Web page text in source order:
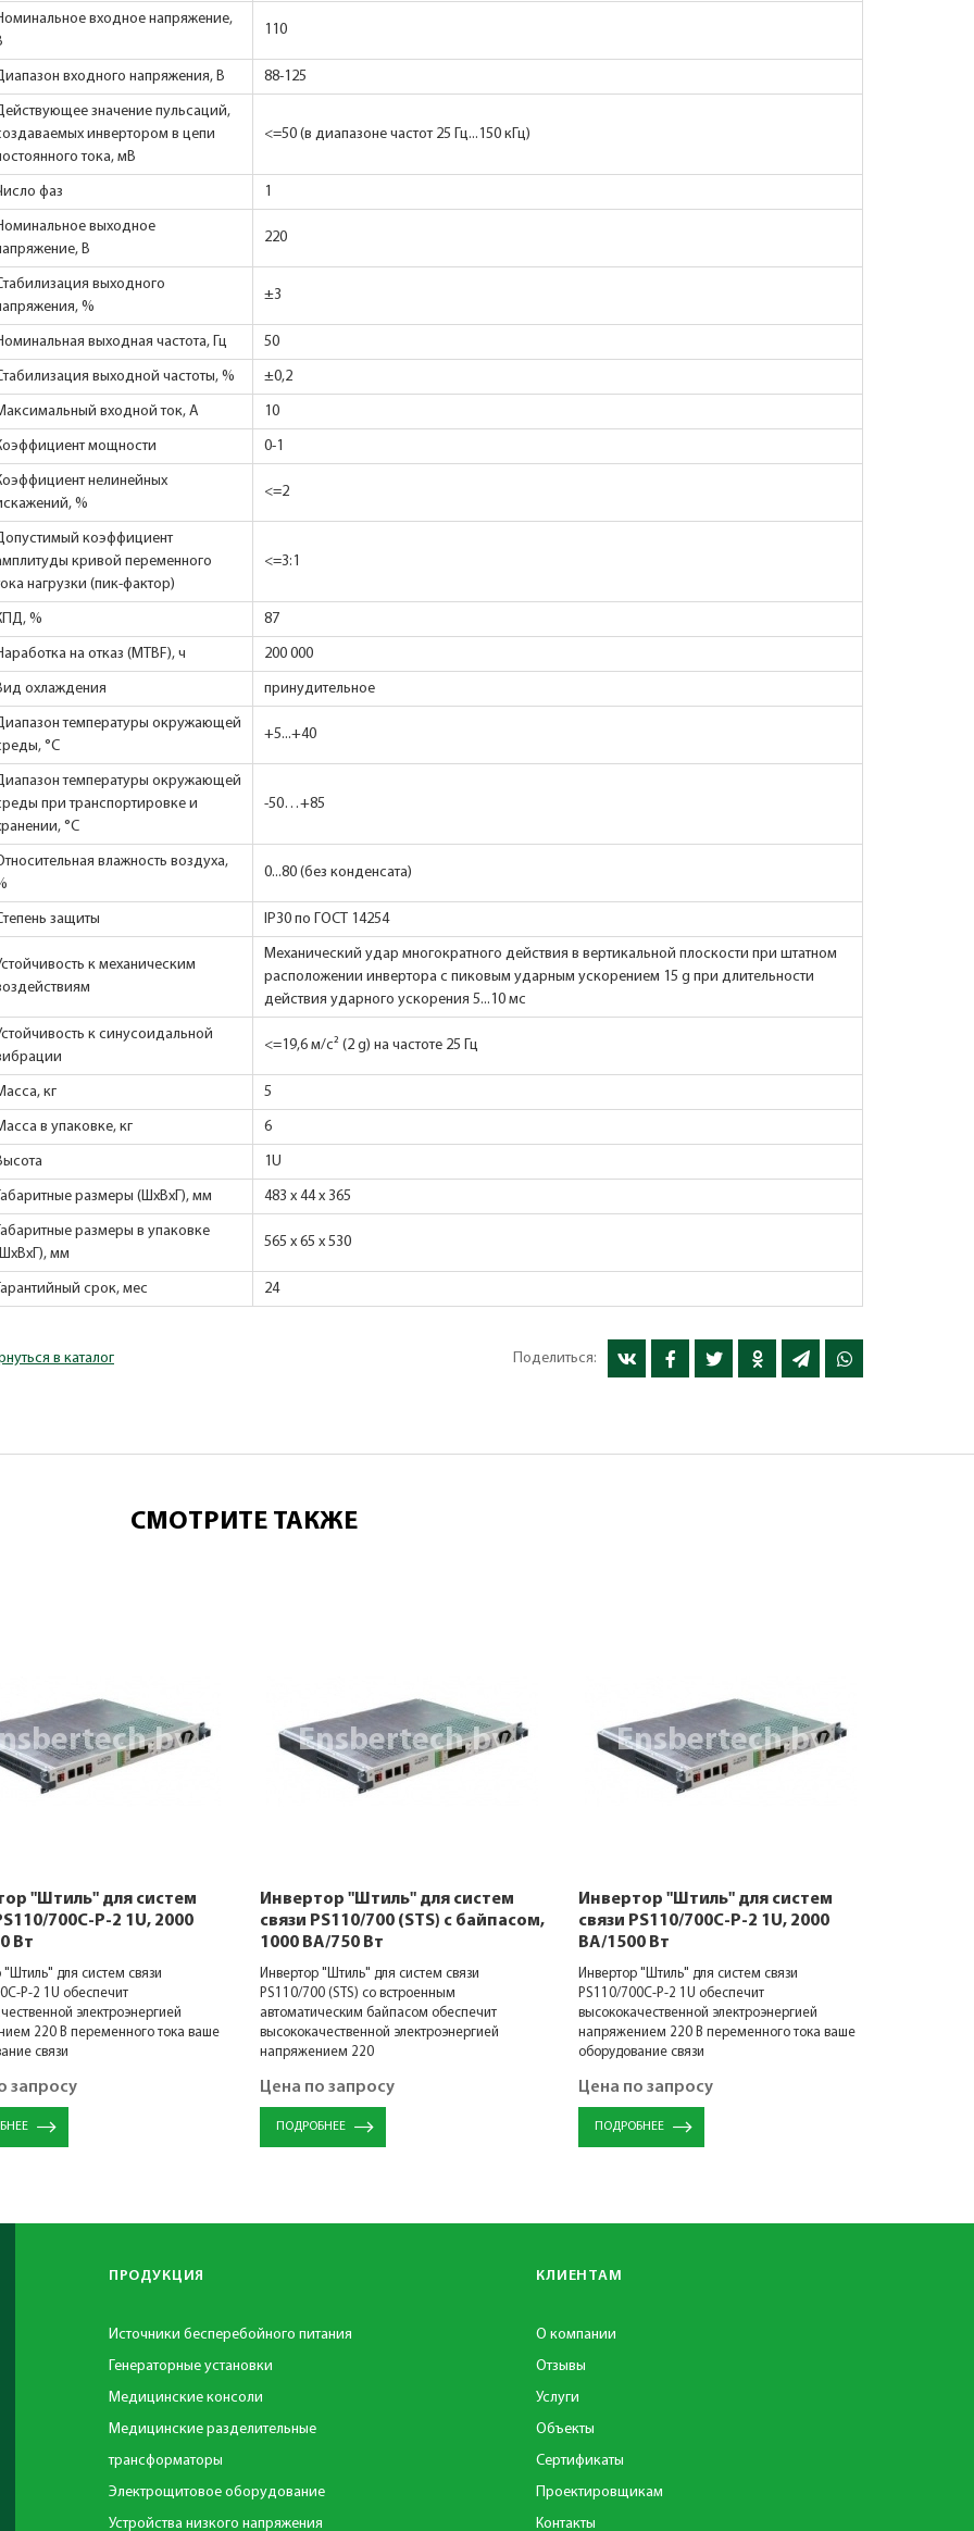
входное напряжение,
110
входного напряжения, В 88-125
значение пульсаций,
инвертором в цепи
тока, мВ
<=50 (в диапазоне частот 25 Гц...150 кГц)
фаз 1
выходное
В
220
выходного
%
±3
выходная частота, Гц 50
выходной частоты, % ±0,2
входной ток, А 10
мощности 0-1
нелинейных
%
<=2
коэффициент
кривой переменного
нагрузки (пик-фактор)
<=3:1
% 87
на отказ (MTBF), ч 200 000
охлаждения принудительное
температуры окружающей
°С
+5...+40
температуры окружающей
при транспортировке и
°С
-50…+85
влажность воздуха,
0...80 (без конденсата)
защиты IP30 по ГОСТ 14254
к механическим
Механический удар многократного действия в вертикальной плоскости при штатном
расположении инвертора с пиковым ударным ускорением 15 g при длительности
действия ударного ускорения 5...10 мс
к синусоидальной
<=19,6 м/с² (2 g) на частоте 25 Гц
кг 5
в упаковке, кг 6
1U
размеры (ШхВхГ), мм 483 x 44 x 365
размеры в упаковке
мм
565 х 65 х 530
срок, мес 24
Поделиться:
в каталог
СМОТРИТЕ ТАКЖЕ
"Штиль" для систем
700C-P-2 1U, 2000
Вт
"Штиль" для систем связи
P-2 1U обеспечит
электроэнергией
220 В переменного тока ваше
связи
запросу
Инвертор "Штиль" для систем
связи PS110/700 (STS) с байпасом,
1000 ВА/750 Вт
Инвертор "Штиль" для систем связи
PS110/700 (STS) со встроенным
автоматическим байпасом обеспечит
высококачественной электроэнергией
напряжением 220
Цена по запросу
ПОДРОБНЕЕ
Инвертор "Штиль" для систем
связи PS110/700C-P-2 1U, 2000
ВА/1500 Вт
Инвертор "Штиль" для систем связи
PS110/700C-P-2 1U обеспечит
высококачественной электроэнергией
напряжением 220 В переменного тока ваше
оборудование связи
Цена по запросу
ПОДРОБНЕЕ
ПРОДУКЦИЯ
Источники бесперебойного питания
Генераторные установки
Медицинские консоли
Медицинские разделительные
трансформаторы
Электрощитовое оборудование
Устройства низкого напряжения
КЛИЕНТАМ
О компании
Отзывы
Услуги
Объекты
Сертификаты
Проектировщикам
Контакты